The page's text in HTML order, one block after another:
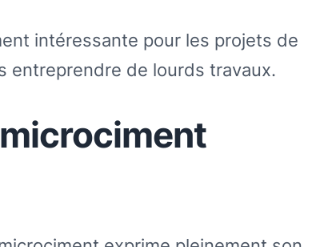
intéressante pour les projets de
entreprendre de lourds travaux.